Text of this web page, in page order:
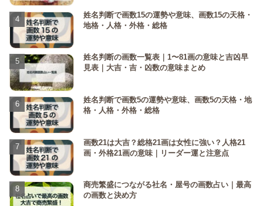
姓名判断で画数15の運勢や意味、画数15の天格・
地格・人格・外格・総格
姓名判断の画数一覧表｜1〜81画の意味と吉凶早
見表｜大吉・吉・凶数の意味まとめ
姓名判断で画数5の運勢や意味、画数5の天格・地
格・人格・外格・総格
画数21は大吉？総格21画は女性に強い？人格21
画・外格21画の意味｜リーダー運と注意点
商売繁盛につながる社名・屋号の画数占い｜最高
の画数と決め方